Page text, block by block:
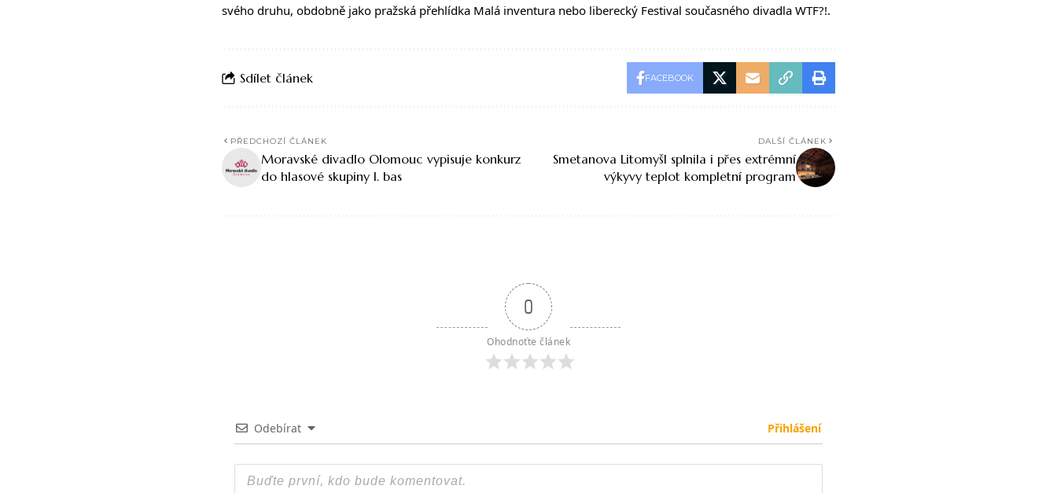
svého druhu, obdobně jako pražská přehlídka Malá inventura nebo liberecký Festival současného divadla WTF?!.
Sdílet článek FACEBOOK
PŘEDCHOZÍ ČLÁNEK
Moravské divadlo Olomouc vypisuje konkurz
do hlasové skupiny I. bas
DALŠÍ ČLÁNEK
Smetanova Litomyšl splnila i přes extrémní
výkyvy teplot kompletní program
0
Ohodnoťte článek
Odebírat Přihlášení